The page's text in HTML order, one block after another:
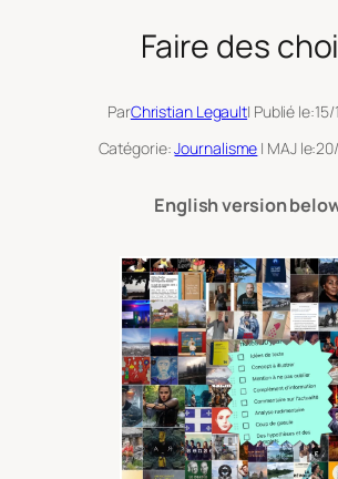
Faire des
ParChristian Legault| Publié le:
Catégorie:Journalisme | MAJ le:
English version